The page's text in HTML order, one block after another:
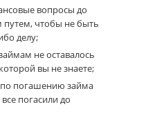
вопросы до
чтобы не быть
делу;
не оставалось
вы не знаете;
погашению займа
погасили до